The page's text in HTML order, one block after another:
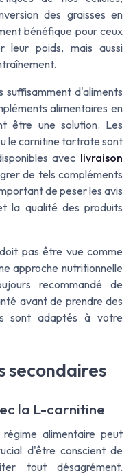
des graisses en
bénéfique pour ceux
leurpoids, mais aussi
suffisamment d'aliments
alimentaires en
être une solution. Les
le carnitine tartrate sont
avec livraison
de tels compléments
de peser les avis
la qualité des produits
pas être vue comme
approche nutritionnelle
recommandé de
avant de prendre des
sont adaptés à votre
secondaires
la L-carnitine
alimentaire peut
d'être conscient de
tout désagrément.